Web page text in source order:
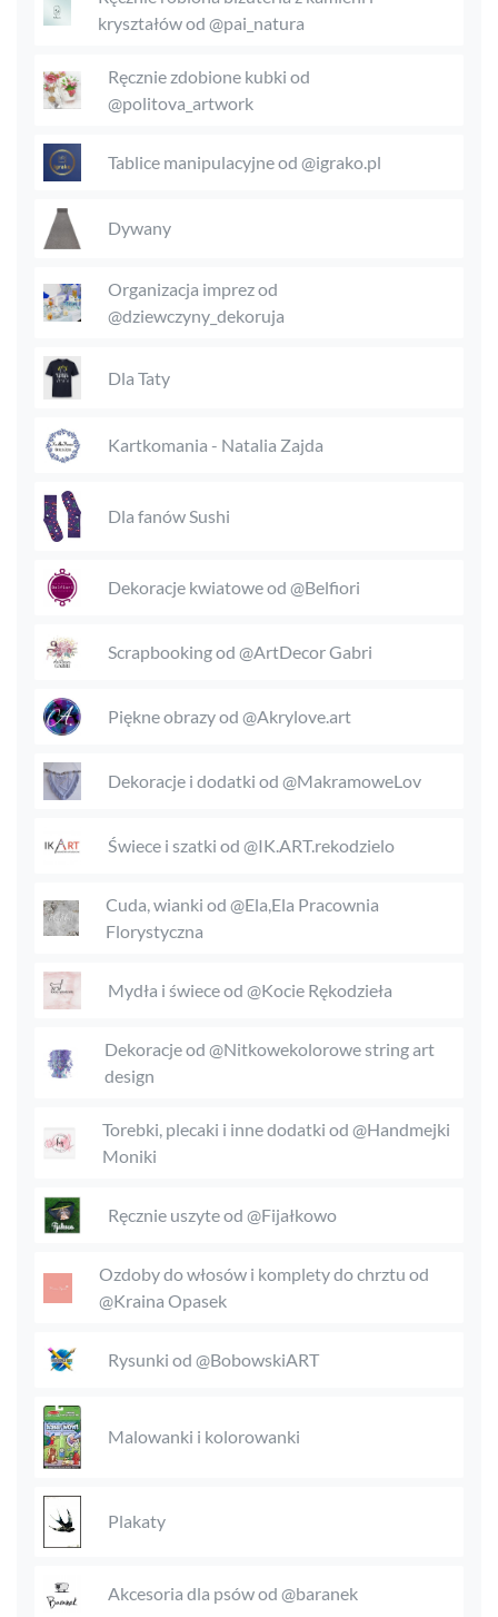
kryształów od @pai_natura
Ręcznie zdobione kubki od
@politova_artwork
Tablice manipulacyjne od @igrako.pl
Dywany
Organizacja imprez od
@dziewczyny_dekoruja
Dla Taty
Kartkomania - Natalia Zajda
Dla fanów Sushi
Dekoracje kwiatowe od @Belfiori
Scrapbooking od @ArtDecor Gabri
Piękne obrazy od @Akrylove.art
Dekoracje i dodatki od @MakramoweLov
Świece i szatki od @IK.ART.rekodzielo
Cuda, wianki od @Ela,Ela Pracownia
Florystyczna
Mydła i świece od @Kocie Rękodzieła
Dekoracje od @Nitkowekolorowe string art
design
Torebki, plecaki i inne dodatki od @Handmejki
Moniki
Ręcznie uszyte od @Fijałkowo
Ozdoby do włosów i komplety do chrztu od
@Kraina Opasek
Rysunki od @BobowskiART
Malowanki i kolorowanki
Plakaty
Akcesoria dla psów od @baranek